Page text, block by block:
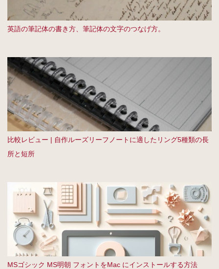
英語の筆記体の書き方、筆記体の文字のつなげ方。
比較レビュー | 自作ルーズリーフノートに適したリング5種類の長
所と短所
MSゴシック MS明朝 フォントをMac にインストールする方法